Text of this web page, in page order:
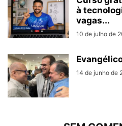
à
vagas...
10 de julho de
14 de junho de